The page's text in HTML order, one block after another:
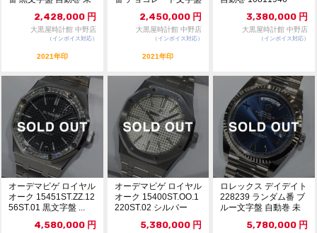
2,428,000 円
大黒屋時計館 中野店
（インボイス対応）
2021年印
2,450,000 円
大黒屋時計館 中野店
（インボイス対応）
2021年印
3,380,000 円
大黒屋時計館 中野店
（インボイス対応）
オーデマピゲ ロイヤル
オーク 15451ST.ZZ.12
56ST.01 黒文字盤 ...
4,580,000 円
オーデマピゲ ロイヤル
オーク 15400ST.OO.1
220ST.02 シルバー
5,380,000 円
ロレックス デイデイト
228239 ランダム番 ブ
ルー文字盤 自動巻 未
5,780,000 円